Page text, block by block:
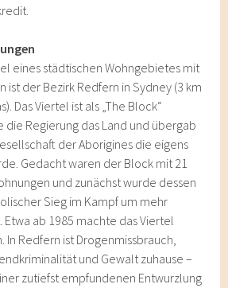
eines städtischen Wohngebietes mit
der Bezirk Redfern in Sydney (3 km
Das Viertel ist als „The Block“
die Regierung das Land und übergab
der Aborigines die eigens
Gedacht waren der Block mit 21
und zunächst wurde dessen
Sieg im Kampf um mehr
ab 1985 machte das Viertel
Redfern ist Drogenmissbrauch,
und Gewalt zuhause –
zutiefst empfundenen Entwurzlung